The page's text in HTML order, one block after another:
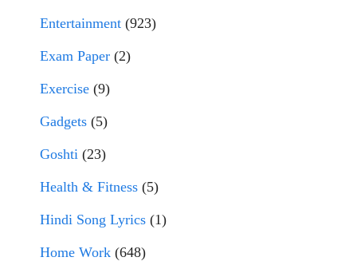
Entertainment (923)
Exam Paper (2)
Exercise (9)
Gadgets (5)
Goshti (23)
Health & Fitness (5)
Hindi Song Lyrics (1)
Home Work (648)